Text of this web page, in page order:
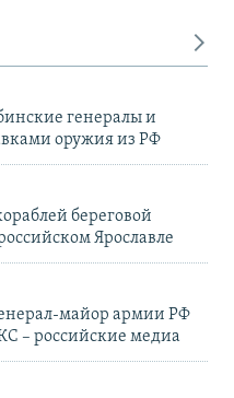
генералы и
оружия из РФ
береговой
Ярославле
майор армии РФ
– российские медиа